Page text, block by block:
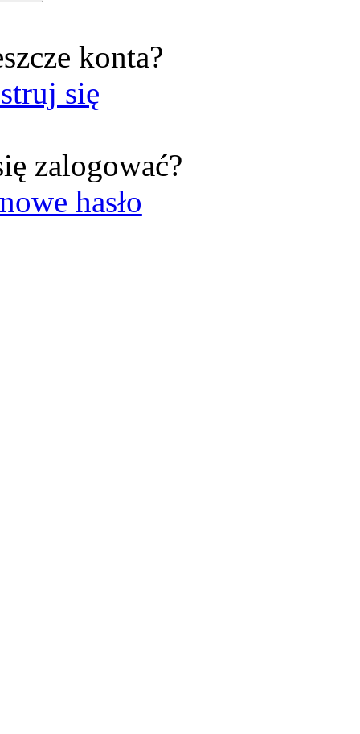
konta?
się
zalogować?
hasło